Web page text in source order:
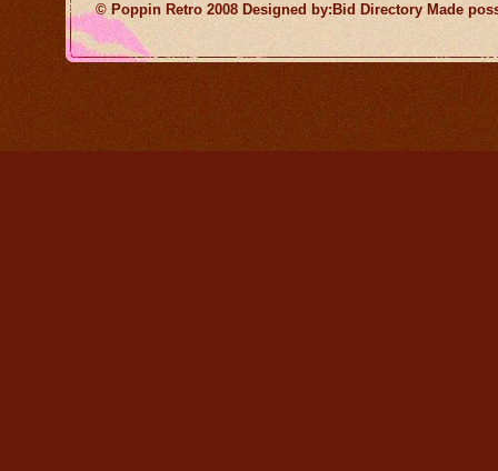
© Poppin Retro 2008 Designed by:Bid Directory Made